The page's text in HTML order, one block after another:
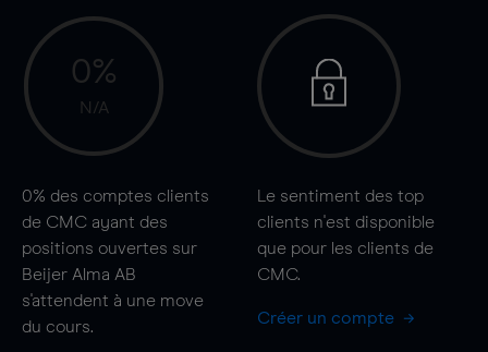
0%
N/A
0% des comptes clients
de CMC ayant des
positions ouvertes sur
Beijer Alma AB
s'attendent à une move
du cours.
Le sentiment des top
clients n'est disponible
que pour les clients de
CMC.
Créer un compte